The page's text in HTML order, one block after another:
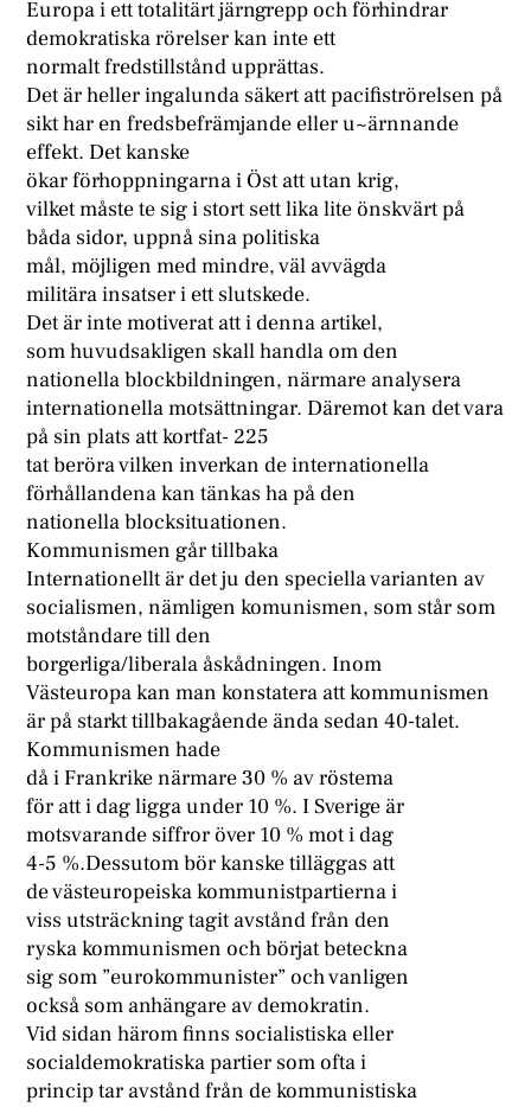
Europa i ett totalitärt järngrepp och förhindrar
demokratiska rörelser kan inte ett
normalt fredstillstånd upprättas.
Det är heller ingalunda säkert att pacifiströrelsen på
sikt har en fredsbefrämjande eller u~ärnnande
effekt. Det kanske
ökar förhoppningarna i Öst att utan krig,
vilket måste te sig i stort sett lika lite önskvärt på
båda sidor, uppnå sina politiska
mål, möjligen med mindre, väl avvägda
militära insatser i ett slutskede.
Det är inte motiverat att i denna artikel,
som huvudsakligen skall handla om den
nationella blockbildningen, närmare analysera
internationella motsättningar. Däremot kan det vara
på sin plats att kortfat- 225
tat beröra vilken inverkan de internationella
förhållandena kan tänkas ha på den
nationella blocksituationen.
Kommunismen går tillbaka
Internationellt är det ju den speciella varianten av
socialismen, nämligen komunismen, som står som
motståndare till den
borgerliga/liberala åskådningen. Inom
Västeuropa kan man konstatera att kommunismen
är på starkt tillbakagående ända sedan 40-talet.
Kommunismen hade
då i Frankrike närmare 30 % av röstema
för att i dag ligga under 10 %. I Sverige är
motsvarande siffror över 10 % mot i dag
4-5 %.Dessutom bör kanske tilläggas att
de västeuropeiska kommunistpartierna i
viss utsträckning tagit avstånd från den
ryska kommunismen och börjat beteckna
sig som ”eurokommunister” och vanligen
också som anhängare av demokratin.
Vid sidan härom finns socialistiska eller
socialdemokratiska partier som ofta i
princip tar avstånd från de kommunistiska